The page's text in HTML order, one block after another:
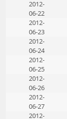
2012-
06-22
2012-
06-23
2012-
06-24
2012-
06-25
2012-
06-26
2012-
06-27
2012-